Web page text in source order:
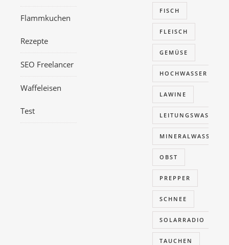
Flammkuchen
Rezepte
SEO Freelancer
Waffeleisen
Test
FISCH
FLEISCH
GEMÜSE
HOCHWASSER
LAWINE
LEITUNGSWASSER
MINERALWASSER
OBST
PREPPER
SCHNEE
SOLARRADIO
TAUCHEN